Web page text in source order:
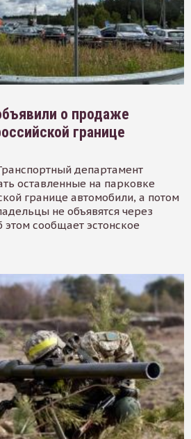
о продаже
границе
департамент
оставленные на парковке
границе автомобили, а потом
не объявятся через
сообщает эстонское